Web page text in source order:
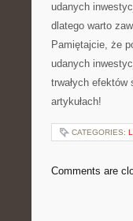
⁢udanych
dlatego warto
Pamiętajcie, że
udanych
trwałych
artykułach!
CATEGORIES:
Comments are